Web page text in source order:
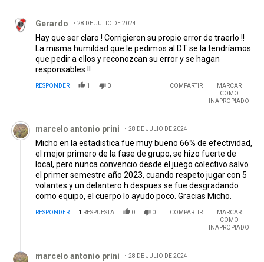
Gerardo 28 DE JULIO DE 2024
Hay que ser claro ! Corrigieron su propio error de traerlo !!
La misma humildad que le pedimos al DT se la tendríamos
que pedir a ellos y reconozcan su error y se hagan
responsables !!
RESPONDER 1 0 COMPARTIR
MARCAR
COMO
INAPROPIADO
Comentario de marcelo antonio prini.
marcelo antonio prini 28 DE JULIO DE 2024
Micho en la estadistica fue muy bueno 66% de efectividad,
el mejor primero de la fase de grupo, se hizo fuerte de
local, pero nunca convencio desde el juego colectivo salvo
el primer semestre año 2023, cuando respeto jugar con 5
volantes y un delantero h despues se fue desgradando
como equipo, el cuerpo lo ayudo poco. Gracias Micho.
RESPONDER 1 RESPUESTA 0 0 COMPARTIR
MARCAR
COMO
INAPROPIADO
marcelo antonio prini
28 DE JULIO DE 2024